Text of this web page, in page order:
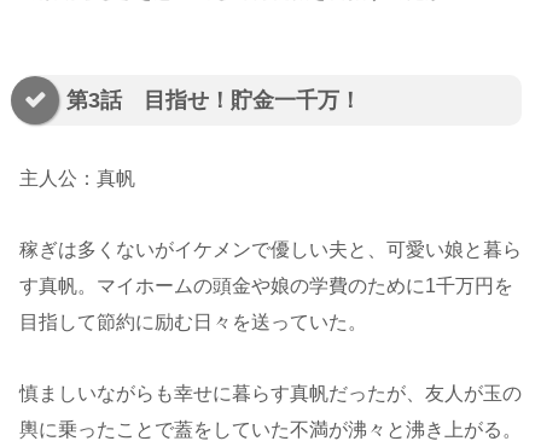
第3話 目指せ！貯金一千万！
主人公：真帆
稼ぎは多くないがイケメンで優しい夫と、可愛い娘と暮ら
す真帆。マイホームの頭金や娘の学費のために1千万円を
目指して節約に励む日々を送っていた。
慎ましいながらも幸せに暮らす真帆だったが、友人が玉の
輿に乗ったことで蓋をしていた不満が沸々と沸き上がる。